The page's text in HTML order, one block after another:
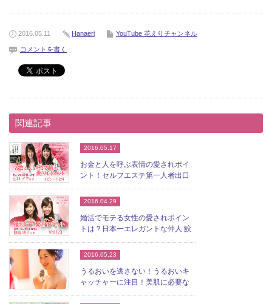
2016.05.11 Hanaeri YouTube 花えりチャンネル
コメントを書く
関連記事
2016.05.17
お金と人を呼ぶ表情の愛されポイ
ント！セルフエステ第一人者出口
2016.04.29
婚活でモテる女性の愛されポイン
トは？日本一エレガントな仲人 鮫
2016.05.23
うるおいを逃さない！うるおいキ
ャッチャーに注目！美肌に必要な